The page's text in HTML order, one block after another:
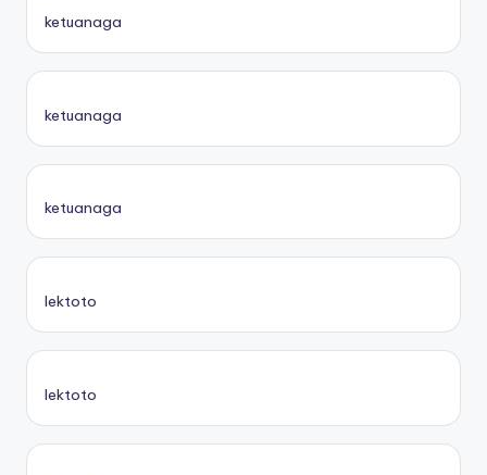
ketuanaga
ketuanaga
ketuanaga
lektoto
lektoto